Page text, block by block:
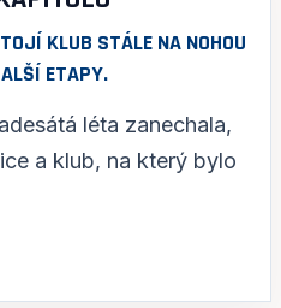
KLUB STÁLE NA NOHOU
ETAPY.
léta zanechala,
a klub, na který bylo